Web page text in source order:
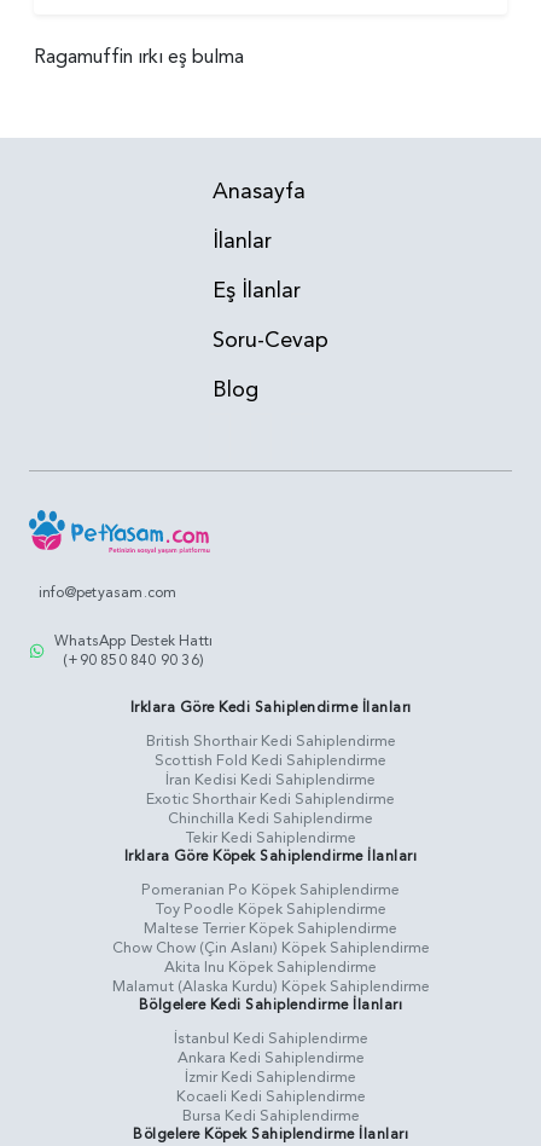
Ragamuffin ırkı eş bulma
Anasayfa
İlanlar
Eş İlanlar
Soru-Cevap
Blog
info@petyasam.com
WhatsApp Destek Hattı
(+90 850 840 90 36)
Irklara Göre Kedi Sahiplendirme İlanları
British Shorthair Kedi Sahiplendirme
Scottish Fold Kedi Sahiplendirme
İran Kedisi Kedi Sahiplendirme
Exotic Shorthair Kedi Sahiplendirme
Chinchilla Kedi Sahiplendirme
Tekir Kedi Sahiplendirme
Irklara Göre Köpek Sahiplendirme İlanları
Pomeranian Po Köpek Sahiplendirme
Toy Poodle Köpek Sahiplendirme
Maltese Terrier Köpek Sahiplendirme
Chow Chow (Çin Aslanı) Köpek Sahiplendirme
Akita Inu Köpek Sahiplendirme
Malamut (Alaska Kurdu) Köpek Sahiplendirme
Bölgelere Kedi Sahiplendirme İlanları
İstanbul Kedi Sahiplendirme
Ankara Kedi Sahiplendirme
İzmir Kedi Sahiplendirme
Kocaeli Kedi Sahiplendirme
Bursa Kedi Sahiplendirme
Bölgelere Köpek Sahiplendirme İlanları